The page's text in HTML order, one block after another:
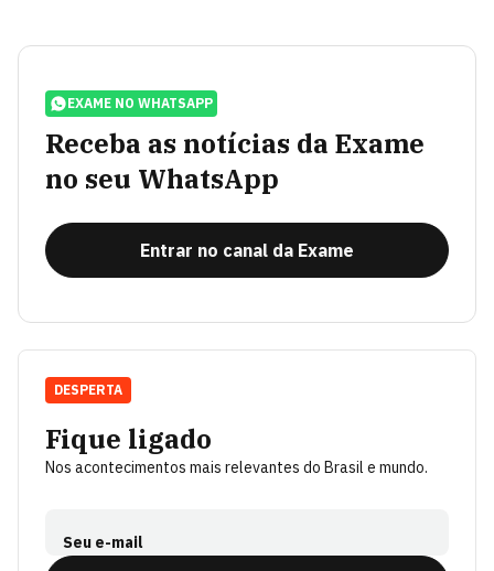
EXAME NO WHATSAPP
Receba as notícias da Exame
no seu WhatsApp
Entrar no canal da Exame
Fique ligado
Nos acontecimentos mais relevantes do Brasil e mundo.
Seu e-mail
DESPERTA